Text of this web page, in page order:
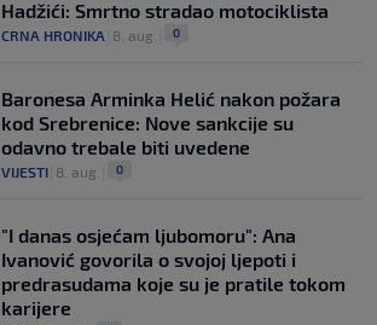
Hadžići: Smrtno stradao motociklista
CRNA HRONIKA 8. aug. 0
Baronesa Arminka Helić nakon požara
kod Srebrenice: Nove sankcije su
odavno trebale biti uvedene
VIJESTI 8. aug. 0
"I danas osjećam ljubomoru": Ana
Ivanović govorila o svojoj ljepoti i
predrasudama koje su je pratile tokom
karijere